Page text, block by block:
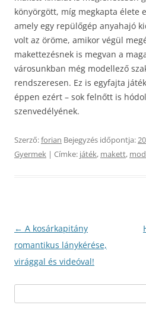
könyörgött, míg megkapta élete
amely egy repülőgép anyahajó
volt az öröme, amikor végül
makettezésnek is megvan a
városunkban még modellező
rendszeresen. Ez is egyfajta
éppen ezért – sok felnőtt is
szenvedélyének.
Szerző:forian Bejegyzés időpontja:
Gyermek | Címke: játék, makett,
Bejegyzés
navigáció
← A kosárkapitány
romantikus lánykérése,
virággal és videóval!